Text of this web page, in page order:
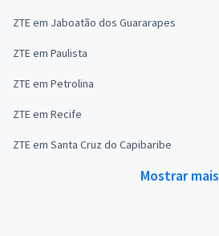
ZTE em Jaboatão dos Guararapes
ZTE em Paulista
ZTE em Petrolina
ZTE em Recife
ZTE em Santa Cruz do Capibaribe
Mostrar mais